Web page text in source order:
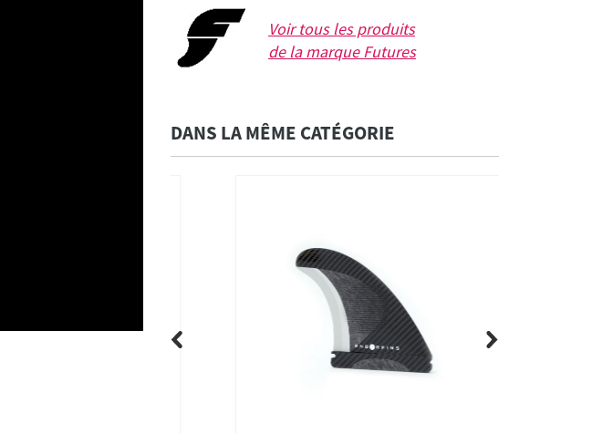
Voir tous les produits
de la marqueFutures
DANS LA MÊME CATÉGORIE